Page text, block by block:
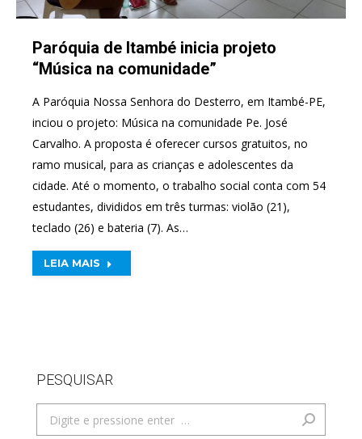
Paróquia de Itambé inicia projeto
“Música na comunidade”
A Paróquia Nossa Senhora do Desterro, em Itambé-PE,
inciou o projeto: Música na comunidade Pe. José
Carvalho. A proposta é oferecer cursos gratuitos, no
ramo musical, para as crianças e adolescentes da
cidade. Até o momento, o trabalho social conta com 54
estudantes, divididos em três turmas: violão (21),
teclado (26) e bateria (7). As…
LEIA MAIS
PESQUISAR
Search: